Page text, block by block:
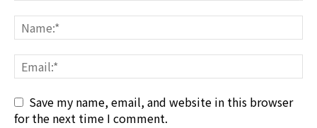
Save my name, email, and website in this browser
for the next time I comment.